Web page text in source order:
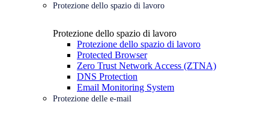
Protezione dello spazio di lavoro
Protezione dello spazio di lavoro
Protezione dello spazio di lavoro
Protected Browser
Zero Trust Network Access (ZTNA)
DNS Protection
Email Monitoring System
Protezione delle e-mail